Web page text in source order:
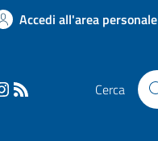
Accedi all'area personale
Cerca